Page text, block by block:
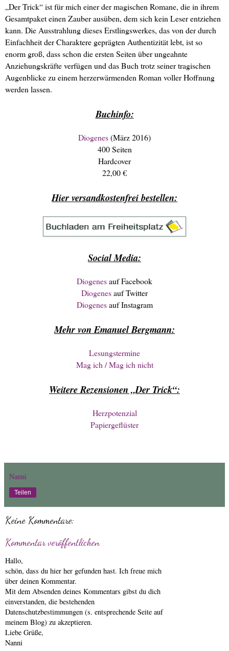
„Der Trick“ ist für mich einer der magischen Romane, die in ihrem
Gesamtpaket einen Zauber ausüben, dem sich kein Leser entziehen
kann. Die Ausstrahlung dieses Erstlingswerkes, das von der durch
Einfachheit der Charaktere geprägten Authentizität lebt, ist so
enorm groß, dass schon die ersten Seiten über ungeahnte
Anziehungskräfte verfügen und das Buch trotz seiner tragischen
Augenblicke zu einem herzerwärmenden Roman voller Hoffnung
werden lassen.
Buchinfo:
Diogenes(März 2016)
400 Seiten
Hardcover
22,00 €
Hier versandkostenfrei bestellen:
Social Media:
Diogenesauf Facebook
Diogenesauf Twitter
Diogenesauf Instagram
Mehr von Emanuel Bergmann:
Lesungstermine
Mag ich / Mag ich nicht
Weitere Rezensionen „Der Trick“:
Herzpotenzial
Papiergeflüster
Nanni
Teilen
Keine Kommentare:
Kommentar veröffentlichen
Hallo,
schön, dass du hier her gefunden hast. Ich freue mich
über deinen Kommentar.
Mit dem Absenden deines Kommentars gibst du dich
einverstanden, die bestehenden
Datenschutzbestimmungen (s. entsprechende Seite auf
meinem Blog) zu akzeptieren.
Liebe Grüße,
Nanni